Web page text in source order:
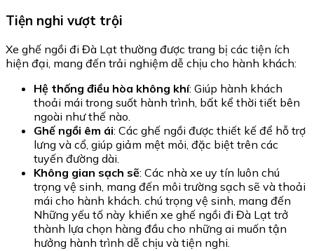
Tiện nghi vượt trội
Xe ghế ngồi đi Đà Lạt thường được trang bị các tiện ích
hiện đại, mang đến trải nghiệm dễ chịu cho hành khách:
Hệ thống điều hòa không khí: Giúp hành khách
thoải mái trong suốt hành trình, bất kể thời tiết bên
ngoài như thế nào.
Ghế ngồi êm ái: Các ghế ngồi được thiết kế để hỗ trợ
lưng và cổ, giúp giảm mệt mỏi, đặc biệt trên các
tuyến đường dài.
Không gian sạch sẽ: Các nhà xe uy tín luôn chú
trọng vệ sinh, mang đến môi trường sạch sẽ và thoải
mái cho hành khách. chú trọng vệ sinh, mang đến
Những yếu tố này khiến xe ghế ngồi đi Đà Lạt trở
thành lựa chọn hàng đầu cho những ai muốn tận
hưởng hành trình dễ chịu và tiện nghi.